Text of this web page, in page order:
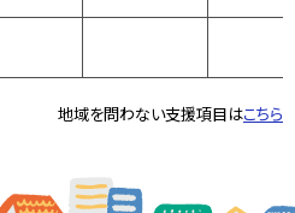
地域を問わない支援項目はこちら